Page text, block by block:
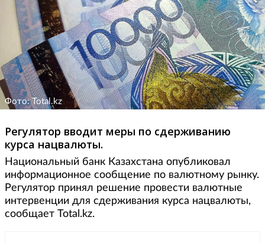
Фото: Total.kz
Регулятор вводит меры по сдерживанию
курса нацвалюты.
Национальный банк Казахстана опубликовал
информационное сообщение по валютному рынку.
Регулятор принял решение провести валютные
интервенции для сдерживания курса нацвалюты,
сообщает Total.kz.